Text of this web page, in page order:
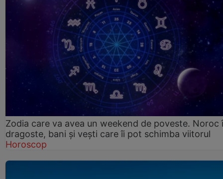
Zodia care va avea un weekend de poveste. Noroc
dragoste, bani și vești care îi pot schimba viitorul
Horoscop